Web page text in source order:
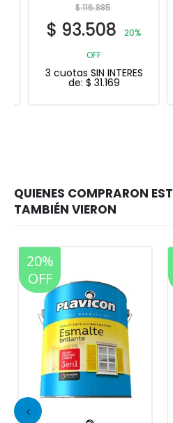
116.885
$93.508
20%
OFF
3 cuotas SIN INTERES
de:$ 31.169
20%
OFF